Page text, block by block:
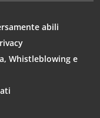
abili
Whistleblowing e